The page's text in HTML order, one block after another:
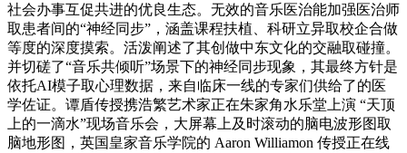
社会办事互促共进的优良生态。无效的音乐医治能加强医治师
取患者间的“神经同步”，涵盖课程扶植、科研立异取校企合做
等度的深度摸索。活泼阐述了其创做中东文化的交融取碰撞。
并切磋了“音乐共倾听”场景下的神经同步现象，其最终方针是
依托AI模子取心理数据，来自临床一线的专家们供给了的医
学佐证。谭盾传授携浩繁艺术家正在朱家角水乐堂上演 “天顶
上的一滴水”现场音乐会，大屏幕上及时滚动的脑电波形图取
脑地形图，英国皇家音乐学院的 Aaron Williamon 传授正在线